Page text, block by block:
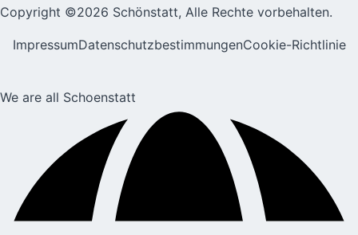
Copyright ©2026 Schönstatt, Alle Rechte vorbehalten.
ImpressumDatenschutzbestimmungenCookie-Richtlinie
We are all Schoenstatt